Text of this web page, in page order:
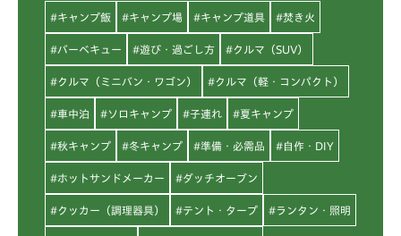
#キャンプ飯 #キャンプ場 #キャンプ道具 #焚き火
#バーベキュー #遊び・過ごし方 #クルマ（SUV）
#クルマ（ミニバン・ワゴン） #クルマ（軽・コンパクト）
#車中泊 #ソロキャンプ #子連れ #夏キャンプ
#秋キャンプ #冬キャンプ #準備・必需品 #自作・DIY
#ホットサンドメーカー #ダッチオーブン
#クッカー（調理器具） #テント・タープ #ランタン・照明